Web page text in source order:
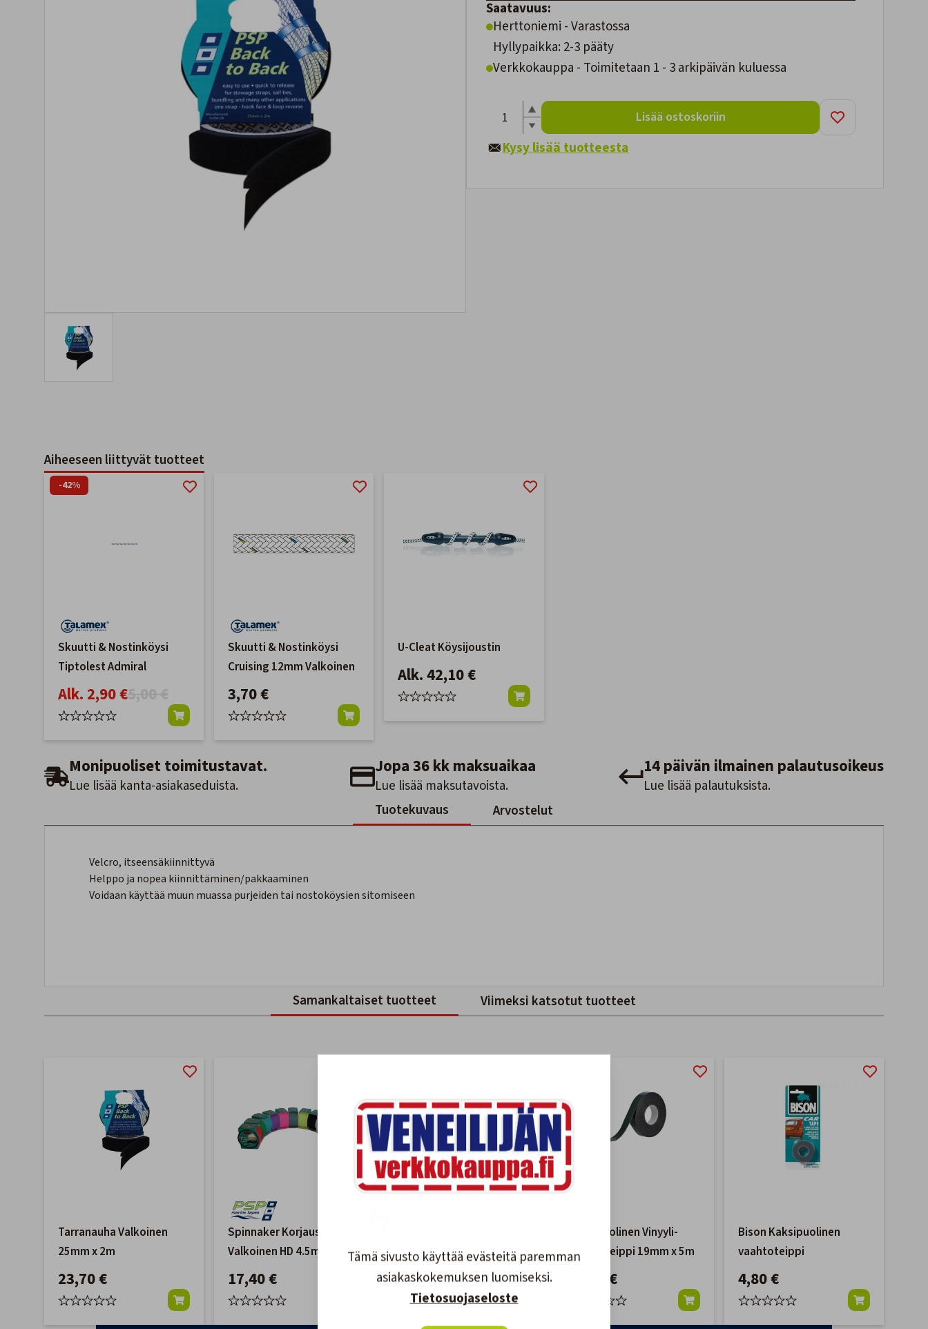
Saatavuus:
Herttoniemi - Varastossa
Hyllypaikka: 2-3 pääty
Verkkokauppa - Toimitetaan 1 - 3 arkipäivän kuluessa
Lisää ostoskoriin
Kysy lisää tuotteesta
Aiheeseen liittyvät tuotteet
-42%
Skuutti & Nostinköysi
Tiptolest Admiral
Alk. 2,90 €
Skuutti & Nostinköysi
Cruising 12mm Valkoinen
3,70 €
U-Cleat Köysijoustin
Alk. 42,10 €
Monipuoliset toimitustavat.
Lue lisää kanta-asiakaseduista.
Jopa 36 kk maksuaikaa
Lue lisää maksutavoista.
14 päivän ilmainen palautusoikeus
Lue lisää palautuksista.
Tuotekuvaus
Arvostelut
Velcro, itseensäkiinnittyvä
Helppo ja nopea kiinnittäminen/pakkaaminen
Voidaan käyttää muun muassa purjeiden tai nostoköysien sitomiseen
Samankaltaiset tuotteet Viimeksi katsotut tuotteet
Tarranauha Valkoinen
25mm x 2m
23,70 €
Spinnaker Korjausteippi
Valkoinen HD 4.5m X
50mm
17,40 €
4,5m
13,90 €
Kaksipuolinen Vinyyli-
Vaahtoteippi 19mm x 5m
18,80 €
Bison Kaksipuolinen
vaahtoteippi
4,80 €
Tämä sivusto käyttää evästeitä paremman
asiakaskokemuksen luomiseksi.
Tietosuojaseloste